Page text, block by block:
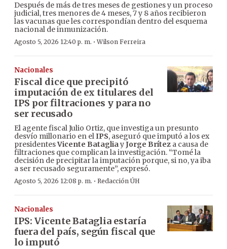
Después de más de tres meses de gestiones y un proceso
judicial, tres menores de 4 meses, 7 y 8 años recibieron
las vacunas que les correspondían dentro del esquema
nacional de inmunización.
Agosto 5, 2026 12:40 p. m. ·Wilson Ferreira
Nacionales
Fiscal dice que precipitó
imputación de ex titulares del
IPS por filtraciones y para no
ser recusado
El agente fiscal Julio Ortiz, que investiga un presunto
desvío millonario en elIPS, aseguró que imputó a los ex
presidentesVicente BatagliayJorge Brítez a causa de
filtraciones que complican la investigación. “Tomé la
decisión de precipitar la imputación porque, si no, ya iba
a ser recusado seguramente”, expresó.
Agosto 5, 2026 12:08 p. m. · Redacción ÚH
Nacionales
IPS: Vicente Bataglia estaría
fuera del país, según fiscal que
lo imputó